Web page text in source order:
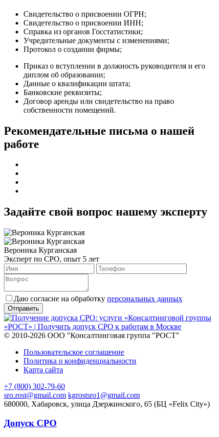
Свидетельство о присвоении ОГРН;
Свидетельство о присвоении ИНН;
Справка из органов Госстатистики;
Учредительные документы с изменениями;
Протокол о создании фирмы;
Приказ о вступлении в должность руководителя и его
диплом об образовании;
Данные о квалификации штата;
Банковские реквизиты;
Договор аренды или свидетельство на право
собственности помещений.
Рекомендательные письма о нашей
работе
Задайте свой вопрос нашему эксперту
Вероника Курганская
Эксперт по СРО, опыт 5 лет
Даю согласие на обработку персональных данных
© 2010-2026 ООО "Консалтинговая группа "РОСТ"
Пользовательское соглашение
Политика о конфиденциальности
Карта сайта
+7 (800) 302-79-60
sro.rost@gmail.com kgrostsro1@gmail.com
680000, Хабаровск, улица Дзержинского, 65 (БЦ «Felix City»)
Допуск СРО